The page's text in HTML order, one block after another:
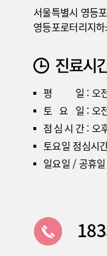
서울특별시 영등
영등포로터리지
평 일 : 오
토 요 일 : 오
점 심 시 간 : 오
토요일 점심시
일요일 / 공휴